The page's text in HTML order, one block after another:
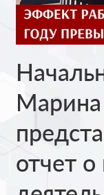
Марина
отчет